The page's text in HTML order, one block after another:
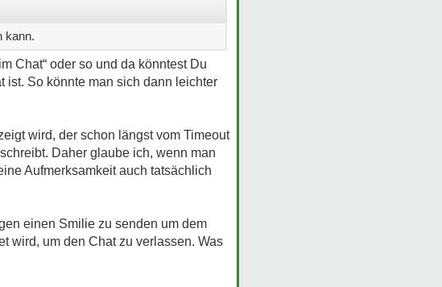
kann.
Chat“ oder so und da könntest Du
ist. So könnte man sich dann leichter
wird, der schon längst vom Timeout
Daher glaube ich, wenn man
Aufmerksamkeit auch tatsächlich
einen Smilie zu senden um dem
wird, um den Chat zu verlassen. Was